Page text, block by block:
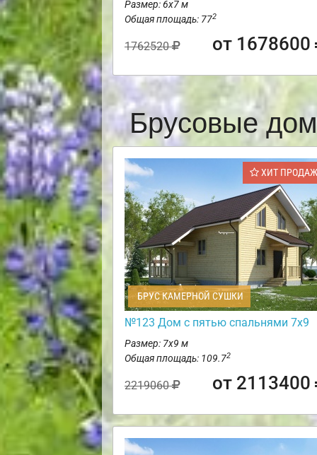
Размер: 6х7 м
Общая площадь: 772
1762520 от 1678600
Брусовые
ХИТ ПРОДАЖ
БРУС КАМЕРНОЙ СУШКИ
№123 Дом с пятью спальнями 7х9
Размер: 7х9 м
Общая площадь: 109.72
2219060 от 2113400